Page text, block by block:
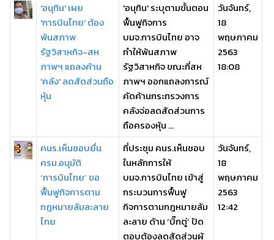
'อนุทิน' เผย
'การบินไทย' ต้อง
พ้นสภาพ
รัฐวิสาหกิจ-สห
ภาพฯ แถลงค้าน
'คลัง' ลดสัดส่วนถือ
หุ้น
'อนุทิน' ระบุตามขั้นตอน
ฟื้นฟูกิจการ
บมจ.การบินไทย อาจ
ทำให้พ้นสภาพ
รัฐวิสาหกิจ ขณะที่สห
ภาพฯ ออกแถลงการณ์
คัดค้านกระทรวงการ
คลังจ่อลดสัดส่วนการ
ถือครองหุ้น ...
วันจันทร์,
18
พฤษภาคม
2563
18:08
คนร.เห็นชอบยื่น
ครม.อนุมัติ
‘การบินไทย’ ขอ
ฟื้นฟูกิจการตาม
กฎหมายล้มละลาย
ไทย
ที่ประชุม คนร.เห็นชอบ
ในหลักการให้
บมจ.การบินไทย เข้าสู่
กระบวนการฟื้นฟู
กิจการตามกฎหมายล้ม
ละลาย ด้าน ‘บิ๊กตู่’ ปัด
ตอบต้องลดสัดส่วนผู้
วันจันทร์,
18
พฤษภาคม
2563
12:42